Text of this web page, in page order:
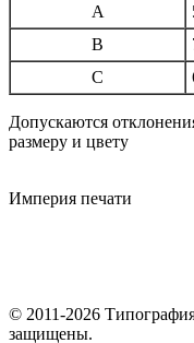
A
B
C
Допускаются
размеру и цвету
Империя печати
© 2011-2026
защищены.